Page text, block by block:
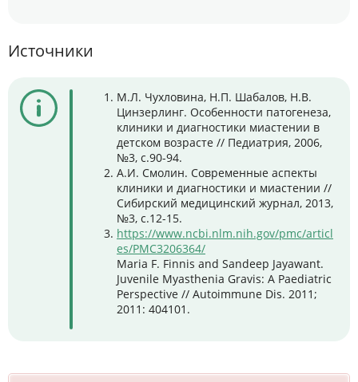
Источники
М.Л. Чухловина, Н.П. Шабалов, Н.В.
Цинзерлинг. Особенности патогенеза,
клиники и диагностики миастении в
детском возрасте // Педиатрия, 2006,
№3, с.90-94.
А.И. Смолин. Современные аспекты
клиники и диагностики и миастении //
Сибирский медицинский журнал, 2013,
№3, с.12-15.
https://www.ncbi.nlm.nih.gov/pmc/articl
es/PMC3206364/
Maria F. Finnis and Sandeep Jayawant.
Juvenile Myasthenia Gravis: A Paediatric
Perspective // Autoimmune Dis. 2011;
2011: 404101.